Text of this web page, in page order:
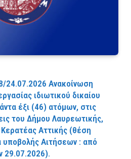
24.07.2026 Ανακοίνωση
ιδιωτικού δικαίου
έξι (46) ατόμων, στις
του Δήμου Λαυρεωτικής,
Αττικής (θέση
υποβολής Αιτήσεων : από
29.07.2026).